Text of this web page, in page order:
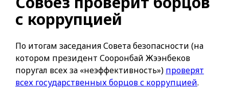
с коррупцией
По итогам заседания Совета безопасности (на
котором президент Сооронбай Жээнбеков
поругал всех за «неэффективность») проверят
всех государственных борцов с коррупцией.